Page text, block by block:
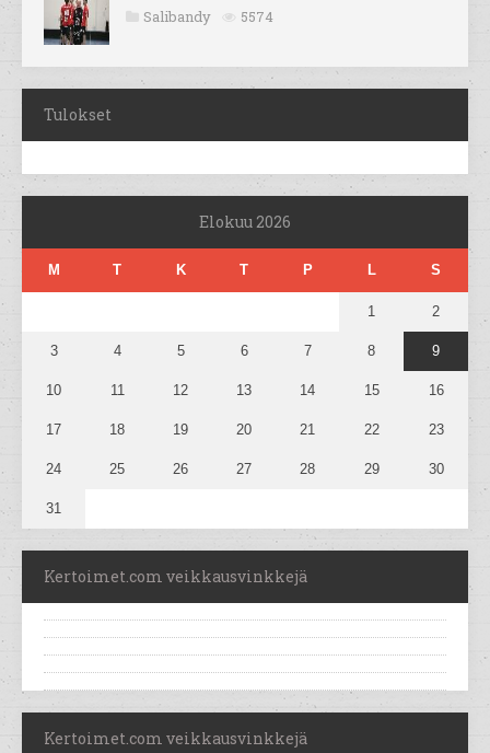
Salibandy 5574
Tulokset
Elokuu 2026
M T K T P L S
1 2
3 4 5 6 7 8 9
10 11 12 13 14 15 16
17 18 19 20 21 22 23
24 25 26 27 28 29 30
31
Kertoimet.com veikkausvinkkejä
Kertoimet.com veikkausvinkkejä